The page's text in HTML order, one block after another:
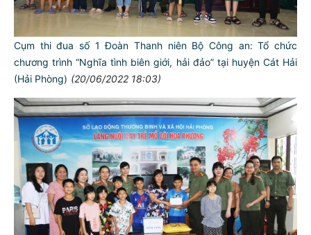
Cụm thi đua số 1 Đoàn Thanh niên Bộ Công an: Tổ chức
chương trình “Nghĩa tình biên giới, hải đảo” tại huyện Cát Hải
(Hải Phòng) (20/06/2022 18:03)